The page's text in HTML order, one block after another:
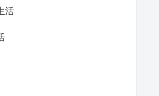
活